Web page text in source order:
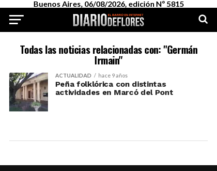
Buenos Aires, 06/08/2026, edición Nº 5815
Todas las noticias relacionadas con: "Germán
Irmain"
ACTUALIDAD hace 9 años
Peña folklórica con distintas
actividades en Marcó del Pont